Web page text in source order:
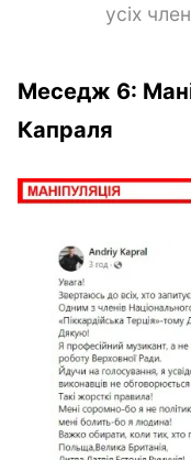
усіх
Меседж 6:
Капраля